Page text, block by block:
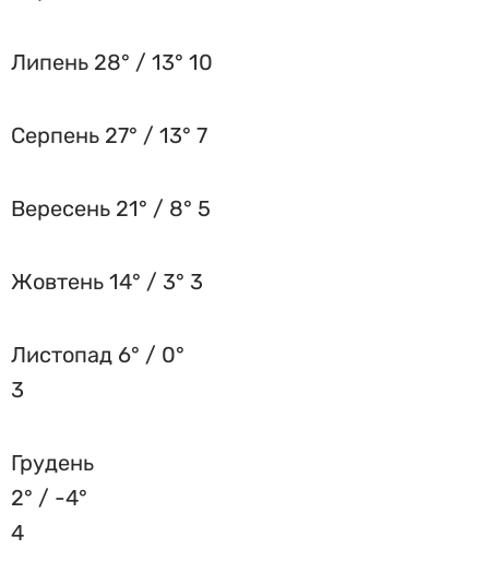
Липень 28° / 13° 10
Серпень 27° / 13° 7
Вересень 21° / 8° 5
Жовтень 14° / 3° 3
Листопад 6° / 0°
3
Грудень
2° / -4°
4